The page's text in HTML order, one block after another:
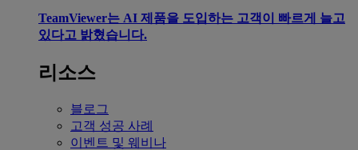
TeamViewer는 AI 제품을 도입하는 고객이 빠르게 늘고
있다고 밝혔습니다.
리소스
블로그
고객 성공 사례
이벤트 및 웨비나